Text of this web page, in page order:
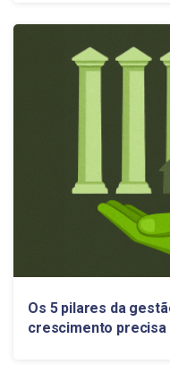
Os 5 pilares da
crescimento precisa